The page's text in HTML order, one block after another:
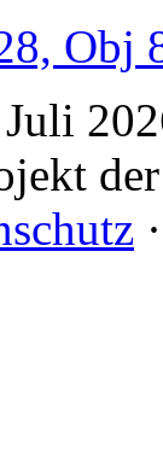
Obj
Juli
der
·